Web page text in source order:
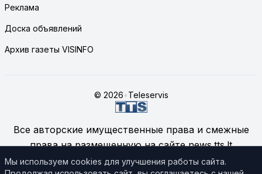
Реклама
Доска объявлений
Архив газеты VISINFO
© 2026•Teleservis
Все авторские имущественные права и смежные
права на размещенную на сайте news.tts.lt
информацию принадлежат ЗАО "Telekomunikacinių
Мы используем cookies для улучшения работы сайта.